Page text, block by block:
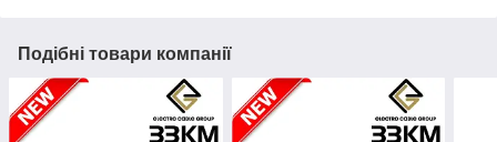
Подібні товари компанії